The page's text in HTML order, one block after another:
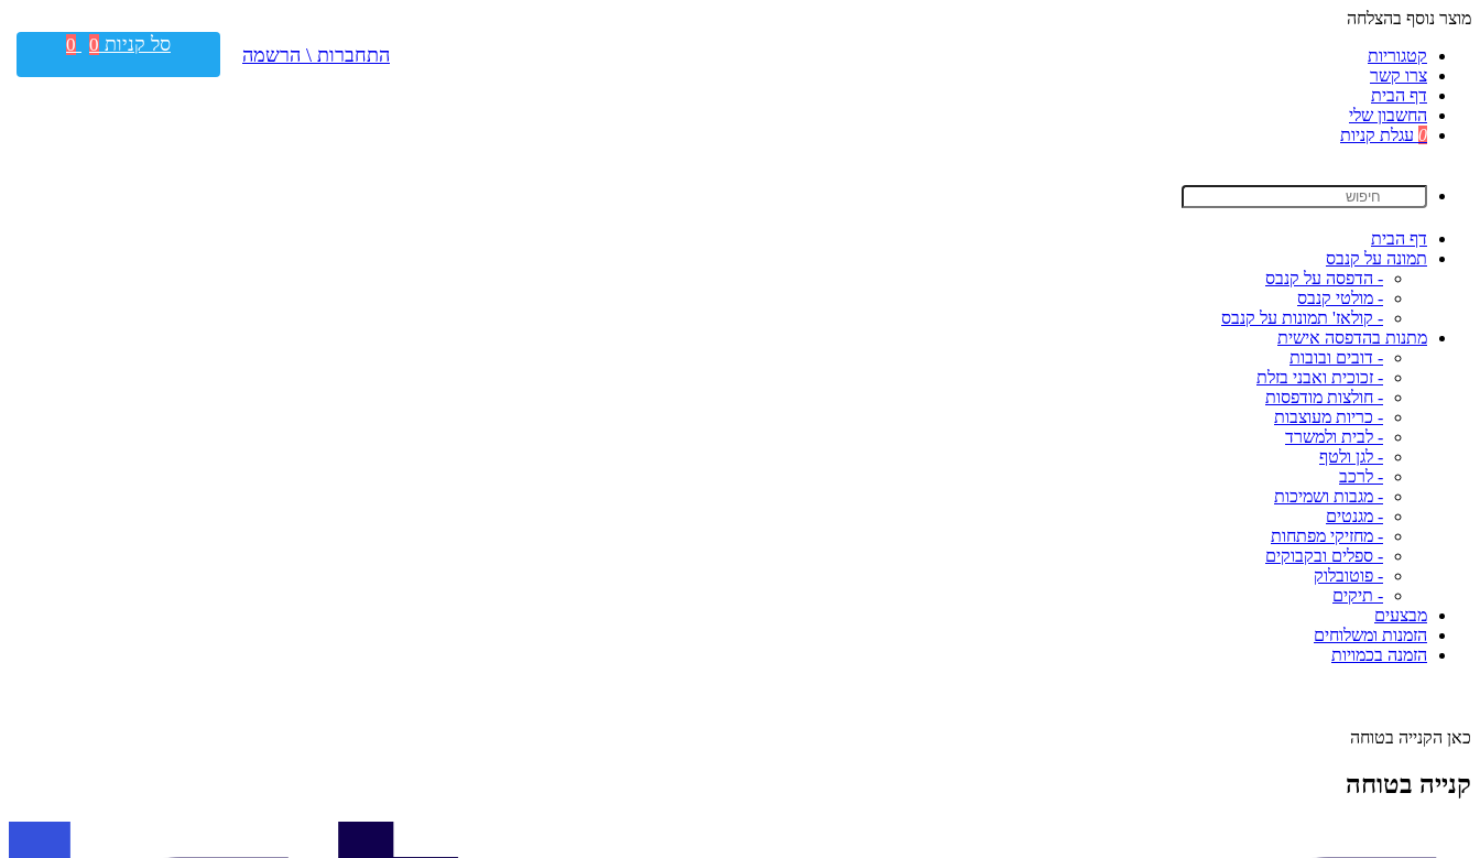
מוצר נוסף בהצלחה
קטגוריות
צרו קשר
דף הבית
החשבון שלי
0 עגלת קניות
דף הבית
תמונה על קנבס
- הדפסה על קנבס
- מולטי קנבס
- קולאז' תמונות על קנבס
מתנות בהדפסה אישית
- דובים ובובות
- זכוכית ואבני בזלת
- חולצות מודפסות
- כריות מעוצבות
- לבית ולמשרד
- לגן ולטף
- לרכב
- מגבות ושמיכות
- מגנטים
- מחזיקי מפתחות
- ספלים ובקבוקים
- פוטובלוק
- תיקים
מבצעים
הזמנות ומשלוחים
הזמנה בכמויות
כאן הקנייה בטוחה
קנייה בטוחה
התחברות \ הרשמה סל קניות 0
0